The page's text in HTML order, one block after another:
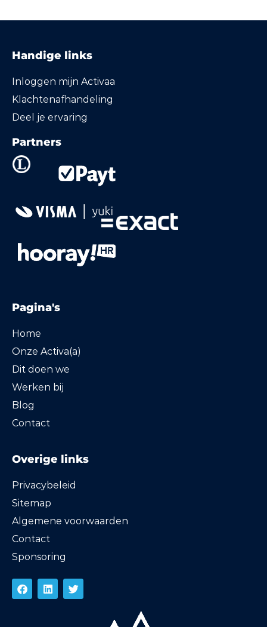
Handige links
Inloggen mijn Activaa
Klachtenafhandeling
Deel je ervaring
Partners
Pagina's
Home
Onze Activa(a)
Dit doen we
Werken bij
Blog
Contact
Overige links
Privacybeleid
Sitemap
Algemene voorwaarden
Contact
Sponsoring